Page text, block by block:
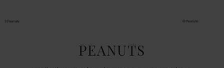
PEANUTS